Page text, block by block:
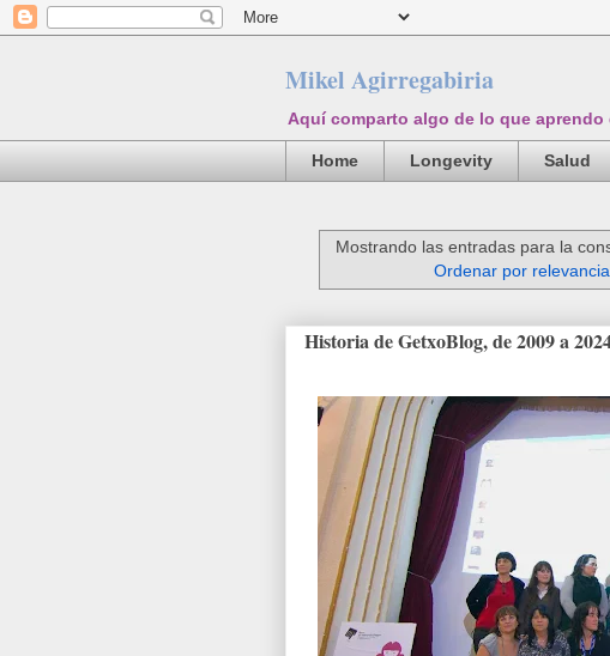
Mikel Agirregabiria
Aquí comparto algo de lo que aprendo
Home Longevity Salud
Mostrando las entradas para la
Ordenar por relevancia
Historia de GetxoBlog, de 2009 a